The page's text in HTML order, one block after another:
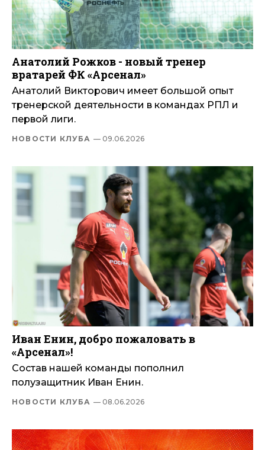
Анатолий Рожков - новый тренер
вратарей ФК «Арсенал»
Анатолий Викторович имеет большой опыт
тренерской деятельности в командах РПЛ и
первой лиги.
НОВОСТИ КЛУБА — 09.06.2026
Иван Енин, добро пожаловать в
«Арсенал»!
Состав нашей команды пополнил
полузащитник Иван Енин.
НОВОСТИ КЛУБА — 08.06.2026